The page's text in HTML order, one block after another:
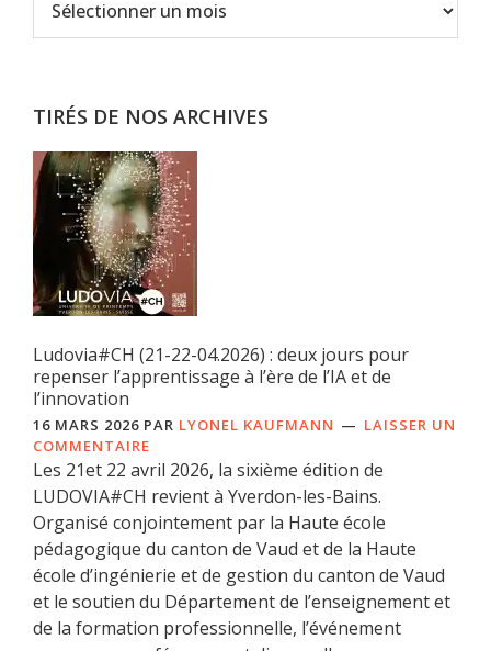
TIRÉS DE NOS ARCHIVES
Ludovia#CH (21-22-04.2026) : deux jours pour
repenser l’apprentissage à l’ère de l’IA et de
l’innovation
16 MARS 2026 PAR LYONEL KAUFMANN
LAISSER UN
COMMENTAIRE
Les 21et 22 avril 2026, la sixième édition de
LUDOVIA#CH revient à Yverdon-les-Bains.
Organisé conjointement par la Haute école
pédagogique du canton de Vaud et de la Haute
école d’ingénierie et de gestion du canton de Vaud
et le soutien du Département de l’enseignement et
de la formation professionnelle, l’événement